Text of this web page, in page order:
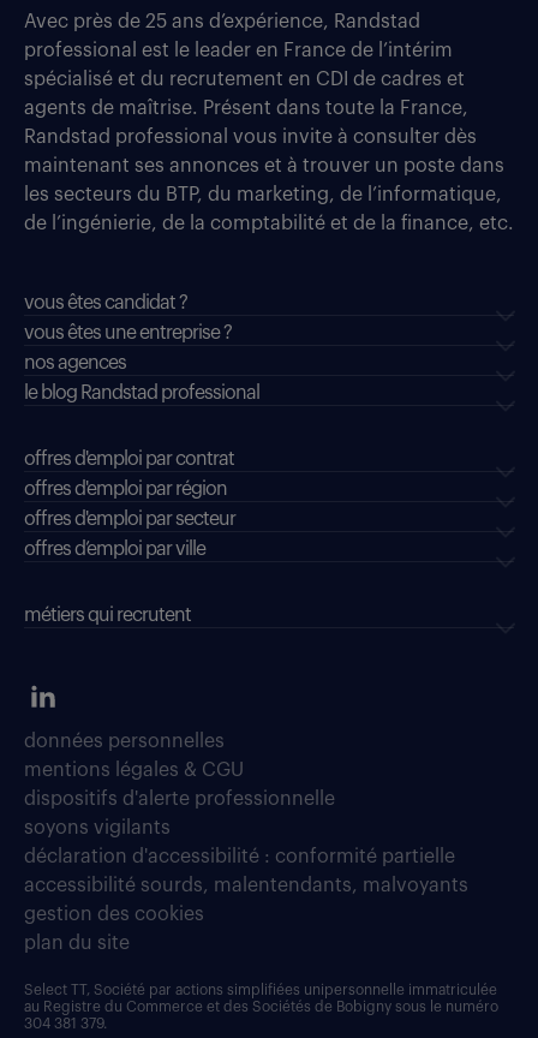
Avec près de 25 ans d’expérience, Randstad
professional est le leader en France de l’intérim
spécialisé et du recrutement en CDI de cadres et
agents de maîtrise. Présent dans toute la France,
Randstad professional vous invite à consulter dès
maintenant ses annonces et à trouver un poste dans
les secteurs du BTP, du marketing, de l’informatique,
de l’ingénierie, de la comptabilité et de la finance, etc.
vous êtes candidat ?
vous êtes une entreprise ?
nos agences
le blog Randstad professional
offres d'emploi par contrat
offres d'emploi par région
offres d'emploi par secteur
offres d’emploi par ville
métiers qui recrutent
données personnelles
mentions légales & CGU
dispositifs d'alerte professionnelle
soyons vigilants
déclaration d'accessibilité : conformité partielle
accessibilité sourds, malentendants, malvoyants
gestion des cookies
plan du site
Select TT, Société par actions simplifiées unipersonnelle immatriculée
au Registre du Commerce et des Sociétés de Bobigny sous le numéro
304 381 379.